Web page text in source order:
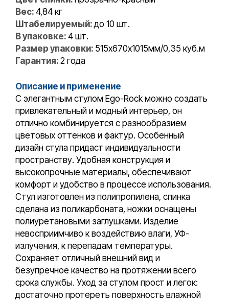
Вес: 4,84 кг
Штабелируемый:до 10 шт.
В упаковке: 4 шт.
Размер упаковки: 515х670х1015мм/0,35 куб.м
Гарантия: 2 года
Описание и применение
С элегантным стулом Ego-Rock можно создать
привлекательный и модный интерьер, он
отлично комбинируется с разнообразием
цветовых оттенков и фактур. Особенный
дизайн стула придаст индивидуальности
пространству. Удобная конструкция и
высокопрочные материалы, обеспечивают
комфорт и удобство в процессе использования.
Стул изготовлен из полипропилена, спинка
сделана из поликарбоната, ножки оснащены
полиуретановыми заглушками. Изделие
невосприимчиво к воздействию влаги, УФ-
излучения, к перепадам температуры.
Сохраняет отличный внешний вид и
безупречное качество на протяжении всего
срока службы. Уход за стулом прост и легок:
достаточно протереть поверхность влажной